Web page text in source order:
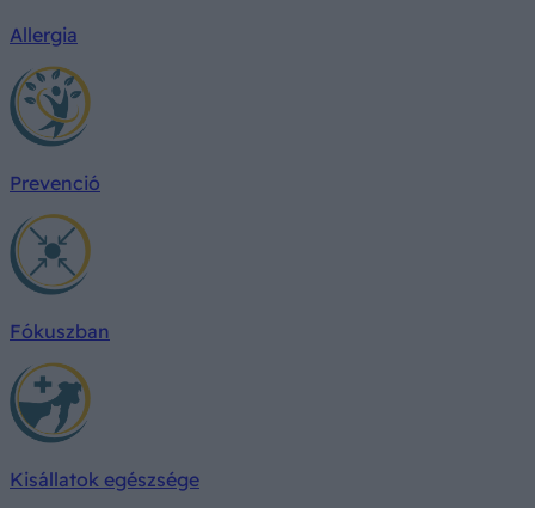
Allergia
Prevenció
Fókuszban
Kisállatok egészsége